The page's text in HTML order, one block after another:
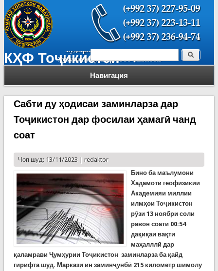
КҲФ Тоҷикистон
Навигация
Форма поиска Поиск
Сабти ду ҳодисаи заминларза дар
Тоҷикистон дар фосилаи ҳамагӣ чанд
соат
Чоп шуд: 13/11/2023 | redaktor
Бино ба маълумони
Хадамоти геофизикии
Академияи миллии
илмҳои Тоҷикистон
рӯзи 13 ноябри соли
равон соати 00:54
дақиқаи вақти
маҳалллӣ дар
қаламрави Ҷумҳурии Тоҷикистон заминларза ба қайд
гирифта шуд. Маркази ин заминҷунбӣ 215 километр шимолу